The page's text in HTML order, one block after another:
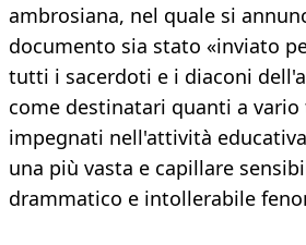
ambrosiana, nel quale si
documento sia stato «inviato
tutti i sacerdoti e i diaconi
come destinatari quanti a
impegnati nell'attività
una più vasta e capillare
drammatico e intollerabile